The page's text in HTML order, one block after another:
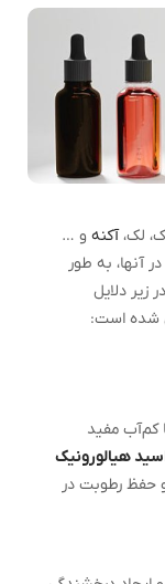
لک،آکنه و …
آنها، به طور
دلایل
شده است:
کم‌آب مفید
هیالورونیک
رطوبت در